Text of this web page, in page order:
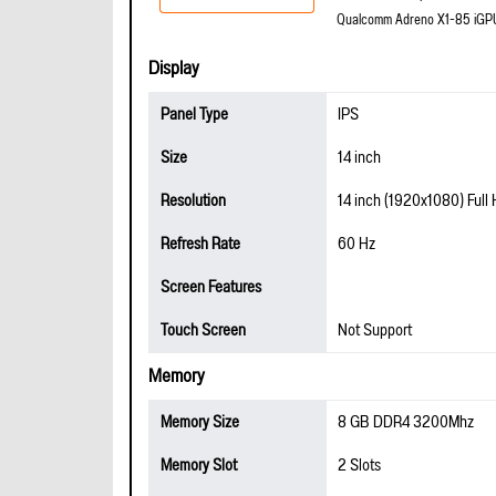
Qualcomm Adreno X1-85
Display
Panel Type
IPS
Size
14 inch
Resolution
14 inch (1920x1080) Full
Refresh Rate
60 Hz
Screen Features
Touch Screen
Not Support
Memory
Memory Size
8 GB DDR4 3200Mhz
Memory Slot
2 Slots